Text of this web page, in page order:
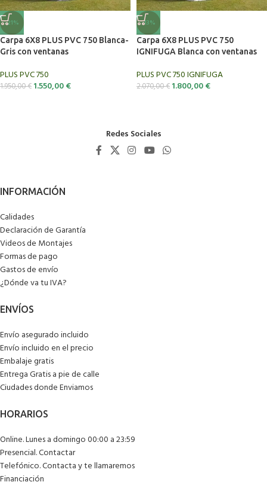
-21%
Carpa 6X8 PLUS PVC 750 Blanca-
Gris con ventanas
PLUS PVC 750
1.950,00€ 1.550,00€
-13%
Carpa 6X8 PLUS PVC 750
IGNIFUGA Blanca con ventanas
PLUS PVC 750 IGNIFUGA
2.070,00€ 1.800,00€
Redes Sociales
Calidades
Declaración de Garantía
Videos de Montajes
Formas de pago
Gastos de envío
¿Dónde va tu IVA?
Envío asegurado incluido
Envío incluido en el precio
Embalaje gratis
Entrega Gratis a pie de calle
Ciudades donde Enviamos
Online. Lunes a domingo 00:00 a 23:59
Presencial. Contactar
Telefónico. Contacta y te llamaremos
Financiación